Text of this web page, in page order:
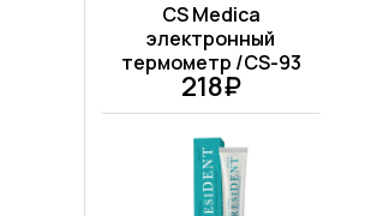
CS Medica
электронный
термометр /CS-93
218₽